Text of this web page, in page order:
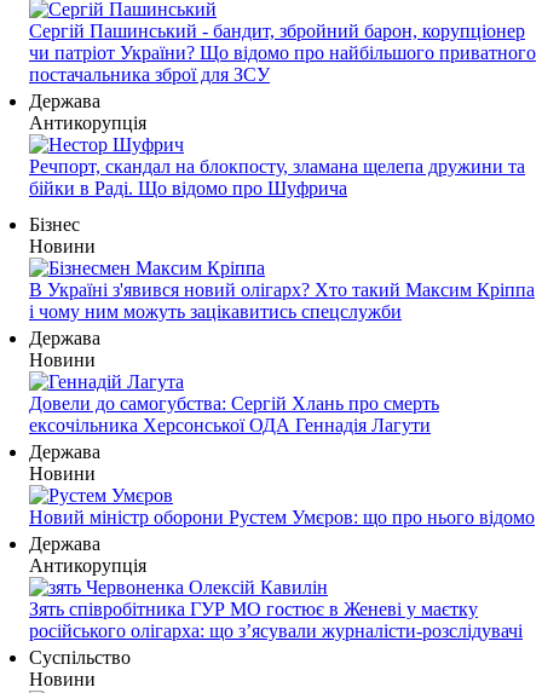
Сергій Пашинський - бандит, збройний барон, корупціонер
чи патріот України? Що відомо про найбільшого приватного
постачальника зброї для ЗСУ
Держава
Антикорупція
Речпорт, скандал на блокпосту, зламана щелепа дружини та
бійки в Раді. Що відомо про Шуфрича
Бізнес
Новини
В Україні з'явився новий олігарх? Хто такий Максим Кріппа
і чому ним можуть зацікавитись спецслужби
Держава
Новини
Довели до самогубства: Сергій Хлань про смерть
ексочільника Херсонської ОДА Геннадія Лагути
Держава
Новини
Новий міністр оборони Рустем Умєров: що про нього відомо
Держава
Антикорупція
Зять співробітника ГУР МО гостює в Женеві у маєтку
російського олігарха: що з’ясували журналісти-розслідувачі
Суспільство
Новини